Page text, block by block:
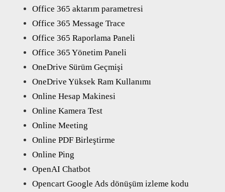
Office 365 aktarım parametresi
Office 365 Message Trace
Office 365 Raporlama Paneli
Office 365 Yönetim Paneli
OneDrive Sürüm Geçmişi
OneDrive Yüksek Ram Kullanımı
Online Hesap Makinesi
Online Kamera Test
Online Meeting
Online PDF Birleştirme
Online Ping
OpenAI Chatbot
Opencart Google Ads dönüşüm izleme kodu